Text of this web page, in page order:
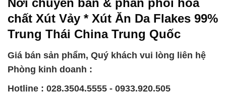
chất Xút Vảy * Xút Ăn Da Flakes 99%
Trung Thái China Trung Quốc
Giá bán sản phẩm, Quý khách vui lòng liên hệ
Phòng kinh doanh :
Hotline : 028.3504.5555 - 0933.920.505